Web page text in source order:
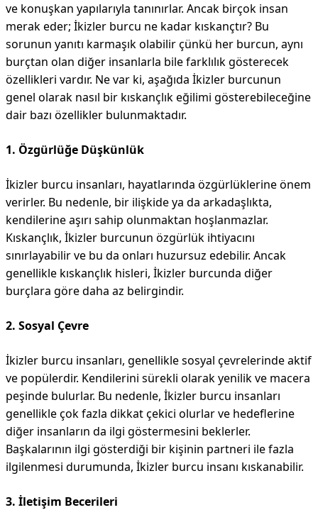
ve konuşkan yapılarıyla tanınırlar. Ancak birçok insan
merak eder; İkizler burcu ne kadar kıskançtır? Bu
sorunun yanıtı karmaşık olabilir çünkü her burcun, aynı
burçtan olan diğer insanlarla bile farklılık gösterecek
özellikleri vardır. Ne var ki, aşağıda İkizler burcunun
genel olarak nasıl bir kıskançlık eğilimi gösterebileceğine
dair bazı özellikler bulunmaktadır.
1. Özgürlüğe Düşkünlük
İkizler burcu insanları, hayatlarında özgürlüklerine önem
verirler. Bu nedenle, bir ilişkide ya da arkadaşlıkta,
kendilerine aşırı sahip olunmaktan hoşlanmazlar.
Kıskançlık, İkizler burcunun özgürlük ihtiyacını
sınırlayabilir ve bu da onları huzursuz edebilir. Ancak
genellikle kıskançlık hisleri, İkizler burcunda diğer
burçlara göre daha az belirgindir.
2. Sosyal Çevre
İkizler burcu insanları, genellikle sosyal çevrelerinde aktif
ve popülerdir. Kendilerini sürekli olarak yenilik ve macera
peşinde bulurlar. Bu nedenle, İkizler burcu insanları
genellikle çok fazla dikkat çekici olurlar ve hedeflerine
diğer insanların da ilgi göstermesini beklerler.
Başkalarının ilgi gösterdiği bir kişinin partneri ile fazla
ilgilenmesi durumunda, İkizler burcu insanı kıskanabilir.
3. İletişim Becerileri